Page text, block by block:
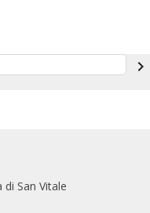
navigate_next
di San Vitale